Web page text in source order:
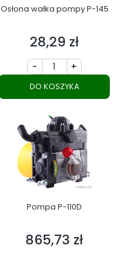
Osłona wałka pompy P-145
Cena
28,29 zł
- +
DO KOSZYKA
Pompa P-110D
Cena
865,73 zł